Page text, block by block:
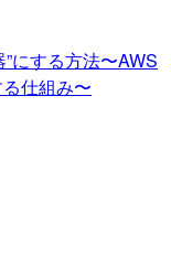
にする方法〜AWS
仕組み〜